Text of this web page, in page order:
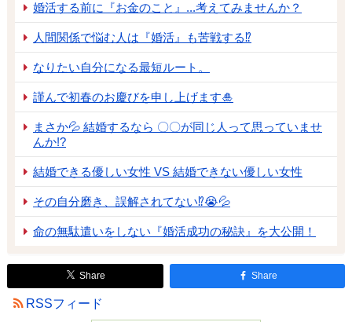
婚活する前に『お金のこと』...考えてみませんか？
人間関係で悩む人は『婚活』も苦戦する⁉
なりたい自分になる最短ルート。
謹んで初春のお慶びを申し上げます🎍
まさか💦 結婚するなら 〇〇が同じ人って思っていませ
んか!?
結婚できる優しい女性 VS 結婚できない優しい女性
その自分磨き、誤解されてない⁉😭💦
命の無駄遣いをしない『婚活成功の秘訣』を大公開！
Share Share
RSSフィード